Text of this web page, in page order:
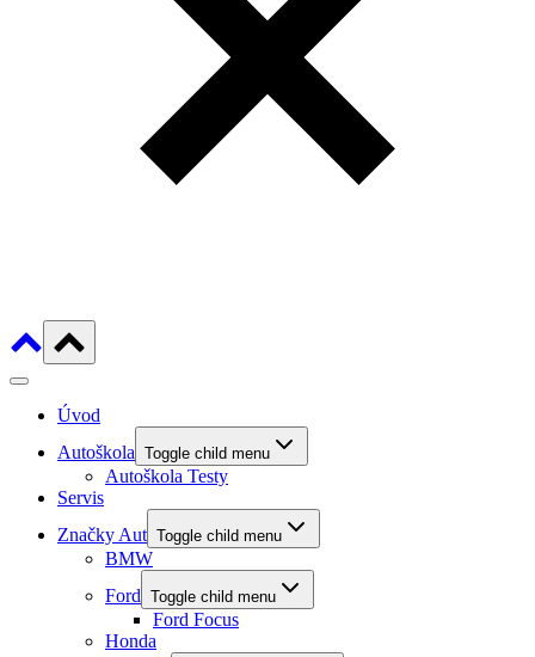
Úvod
Autoškola Toggle child menu
Autoškola Testy
Servis
Značky Aut Toggle child menu
BMW
Ford Toggle child menu
Ford Focus
Honda